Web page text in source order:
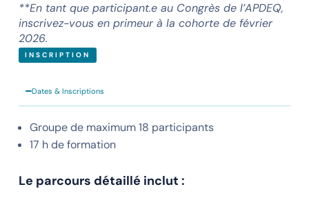
**En tant que participant.e au Congrès de l’APDEQ,
inscrivez-vous en primeur à la cohorte de février
2026.
INSCRIPTION
Dates & Inscriptions
Groupe de maximum 18 participants
17 h de formation
Le parcours détaillé inclut :